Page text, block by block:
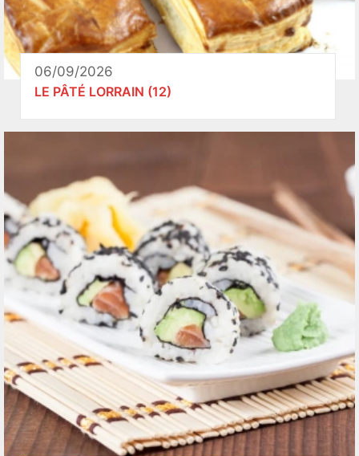
06/09/2026
LE PÂTÉ LORRAIN (12)